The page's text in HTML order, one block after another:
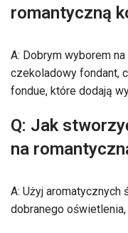
romantyczną
A: Dobrym wyborem
czekoladowy fondant,
fondue, które dodają
Q: Jak
na
A: Użyj aromatycznych
dobranego